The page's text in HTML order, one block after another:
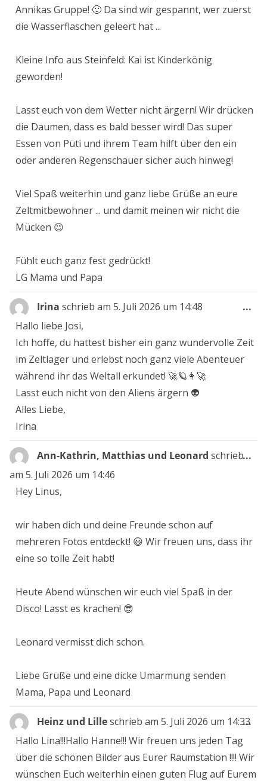
Annikas Gruppe! 🙂 Da sind wir gespannt, wer zuerst
die Wasserflaschen geleert hat ...
Kleine Info aus Steinfeld: Kai ist Kinderkönig
geworden!
Lasst euch von dem Wetter nicht ärgern! Wir drücken
die Daumen, dass es bald besser wird! Das super
Essen von Püti und ihrem Team hilft über den ein
oder anderen Regenschauer sicher auch hinweg!
Viel Spaß weiterhin und ganz liebe Grüße an eure
Zeltmitbewohner ... und damit meinen wir nicht die
Mücken 😉
Fühlt euch ganz fest gedrückt!
LG Mama und Papa
Irina schrieb am 5. Juli 2026 um 14:48
Hallo liebe Josi,
Ich hoffe, du hattest bisher ein ganz wundervolle Zeit
im Zeltlager und erlebst noch ganz viele Abenteuer
während ihr das Weltall erkundet! 🚀🪐👩‍🚀
Lasst euch nicht von den Aliens ärgern 👽
Alles Liebe,
Irina
...
Ann-Kathrin, Matthias und Leonard schrieb
am 5. Juli 2026 um 14:46
Hey Linus,
wir haben dich und deine Freunde schon auf
mehreren Fotos entdeckt! 😃 Wir freuen uns, dass ihr
eine so tolle Zeit habt!
Heute Abend wünschen wir euch viel Spaß in der
Disco! Lasst es krachen! 😎
Leonard vermisst dich schon.
Liebe Grüße und eine dicke Umarmung senden
Mama, Papa und Leonard
...
Heinz und Lilleschrieb am 5. Juli 2026 um 14:33
Hallo Lina!!!Hallo Hanne!!! Wir freuen uns jeden Tag
über die schönen Bilder aus Eurer Raumstation !!!! Wir
wünschen Euch weiterhin einen guten Flug auf Eurem
...